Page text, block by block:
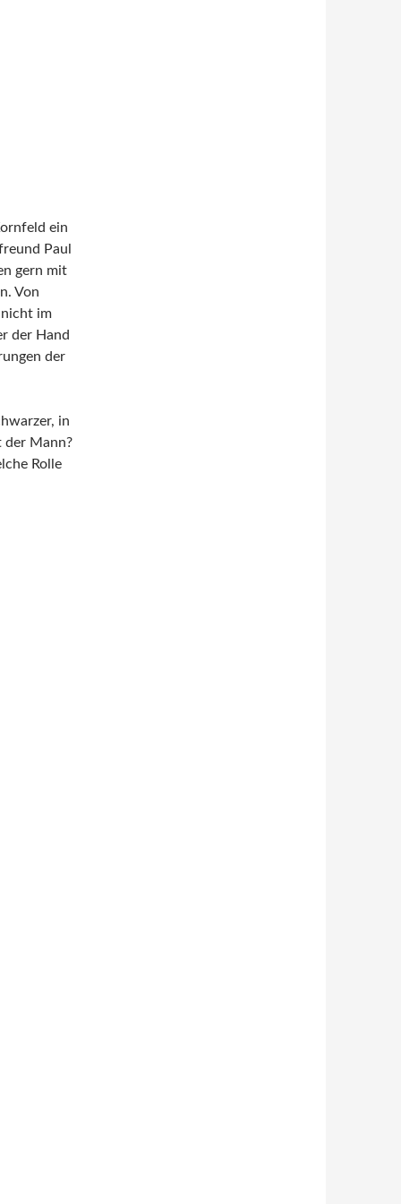
ein
Paul
gern mit
Von
im
der Hand
der
in
der Mann?
Rolle
von Ewald Arenz